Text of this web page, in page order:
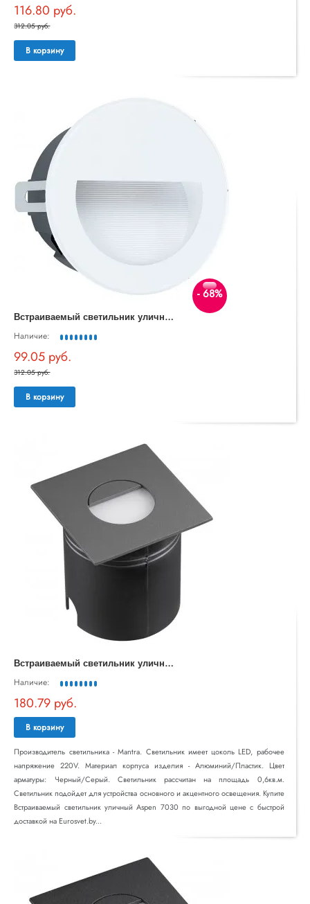
116.80 руб.
312.05 руб.
В корзину
- 68%
В
страиваемый светильник уличный Aracena 99577
Наличие:
99.05 руб.
312.05 руб.
В корзину
В
страиваемый светильник уличный Aspen 7030
Наличие:
180.79 руб.
В корзину
Производитель светильника - Mantra. Светильник имеет цоколь LED, рабочее
напряжение 220V. Материал корпуса изделия - Алюминий/Пластик. Цвет
арматуры: Черный/Серый. Светильник рассчитан на площадь 0,6кв.м.
Светильник подойдет для устройства основного и акцентного освещения. Купите
Встраиваемый светильник уличный Aspen 7030 по выгодной цене с быстрой
доставкой на Eurosvet.by...